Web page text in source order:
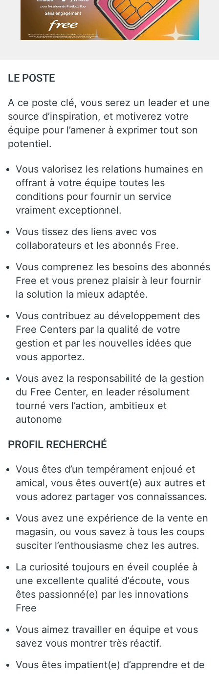
LE POSTE
A ce poste clé, vous serez un leader et une
source d’inspiration, et motiverez votre
équipe pour l’amener à exprimer tout son
potentiel.
Vous valorisez les relations humaines en
offrant à votre équipe toutes les
conditions pour fournir un service
vraiment exceptionnel.
Vous tissez des liens avec vos
collaborateurs et les abonnés Free.
Vous comprenez les besoins des abonnés
Free et vous prenez plaisir à leur fournir
la solution la mieux adaptée.
Vous contribuez au développement des
Free Centers par la qualité de votre
gestion et par les nouvelles idées que
vous apportez.
Vous avez la responsabilité de la gestion
du Free Center, en leader résolument
tourné vers l’action, ambitieux et
autonome
PROFIL RECHERCHÉ
Vous êtes d’un tempérament enjoué et
amical, vous êtes ouvert(e) aux autres et
vous adorez partager vos connaissances.
Vous avez une expérience de la vente en
magasin, ou vous savez à tous les coups
susciter l’enthousiasme chez les autres.
La curiosité toujours en éveil couplée à
une excellente qualité d’écoute, vous
êtes passionné(e) par les innovations
Free
Vous aimez travailler en équipe et vous
savez vous montrer très réactif.
Vous êtes impatient(e) d’apprendre et de